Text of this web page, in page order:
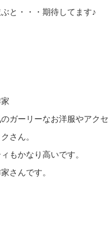
と・・・期待してます♪
ガーリーなお洋服やアクセ
さん。
もかなり高いです。
さんです。